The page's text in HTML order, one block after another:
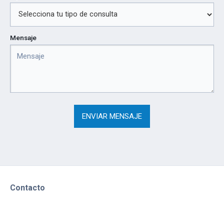
Mensaje
Contacto